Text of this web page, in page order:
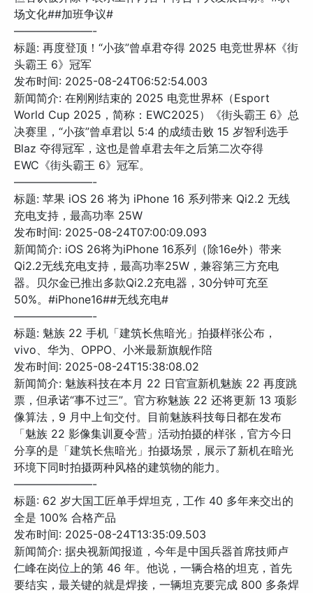
场文化##加班争议#
———————-
标题: 再度登顶！“小孩”曾卓君夺得 2025 电竞世界杯《街
头霸王 6》冠军
发布时间: 2025-08-24T06:52:54.003
新闻简介: 在刚刚结束的 2025 电竞世界杯（Esport
World Cup 2025，简称：EWC2025）《街头霸王 6》总
决赛里，“小孩”曾卓君以 5:4 的成绩击败 15 岁智利选手
Blaz 夺得冠军，这也是曾卓君去年之后第二次夺得
EWC《街头霸王 6》冠军。
———————-
标题: 苹果 iOS 26 将为 iPhone 16 系列带来 Qi2.2 无线
充电支持，最高功率 25W
发布时间: 2025-08-24T07:00:09.093
新闻简介: iOS 26将为iPhone 16系列（除16e外）带来
Qi2.2无线充电支持，最高功率25W，兼容第三方充电
器。贝尔金已推出多款Qi2.2充电器，30分钟可充至
50%。#iPhone16##无线充电#
———————-
标题: 魅族 22 手机「建筑长焦暗光」拍摄样张公布，
vivo、华为、OPPO、小米最新旗舰作陪
发布时间: 2025-08-24T15:38:08.02
新闻简介: 魅族科技在本月 22 日官宣新机魅族 22 再度跳
票，但承诺“事不过三”。官方称魅族 22 还将更新 13 项影
像算法，9 月中上旬交付。目前魅族科技每日都在发布
「魅族 22 影像集训夏令营」活动拍摄的样张，官方今日
分享的是「建筑长焦暗光」拍摄场景，展示了新机在暗光
环境下同时拍摄两种风格的建筑物的能力。
———————-
标题: 62 岁大国工匠单手焊坦克，工作 40 多年来交出的
全是 100% 合格产品
发布时间: 2025-08-24T13:35:09.503
新闻简介: 据央视新闻报道，今年是中国兵器首席技师卢
仁峰在岗位上的第 46 年。他说，一辆合格的坦克，首先
要结实，最关键的就是焊接，一辆坦克要完成 800 多条焊